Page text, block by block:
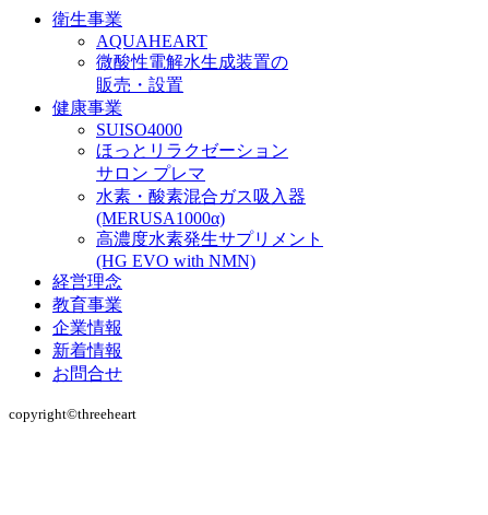
衛生事業
AQUAHEART
微酸性電解水生成装置の
販売・設置
健康事業
SUISO4000
ほっとリラクゼーション
サロン プレマ
水素・酸素混合ガス吸入器
(MERUSA1000α)
高濃度水素発生サプリメント
(HG EVO with NMN)
経営理念
教育事業
企業情報
新着情報
お問合せ
copyright©︎threeheart